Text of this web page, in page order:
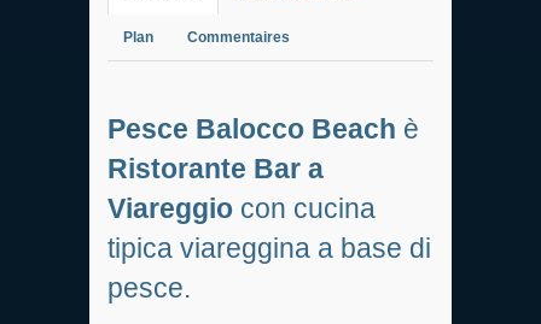
Plan Commentaires
Pesce Balocco Beach è
Ristorante Bar a
Viareggio con cucina
tipica viareggina a base di
pesce.